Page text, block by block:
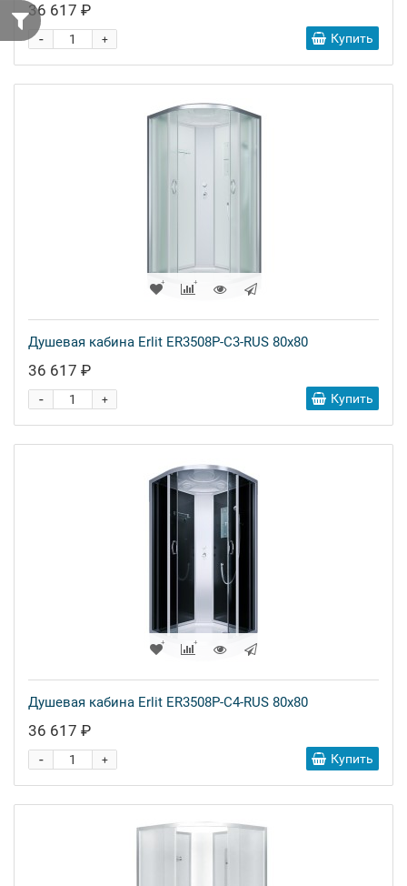
36 617 ₽
+
- Купить
Душевая кабина Erlit ER3508P-C3-RUS 80x80
36 617 ₽
+
- Купить
Душевая кабина Erlit ER3508P-C4-RUS 80x80
36 617 ₽
+
- Купить